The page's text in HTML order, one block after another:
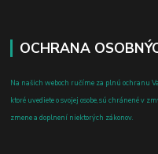
OCHRANA
Na našich weboch ručíme za plnú ochranu
ktoré uvediete o svojej osobe, sú chránené v
zmene a doplnení niektorých zákonov.